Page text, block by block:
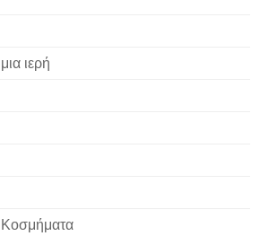
μια ιερή
Κοσμήματα